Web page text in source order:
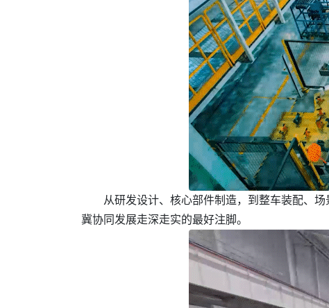
从研发设计、核心部件制造，到整车装配、
冀协同发展走深走实的最好注脚。